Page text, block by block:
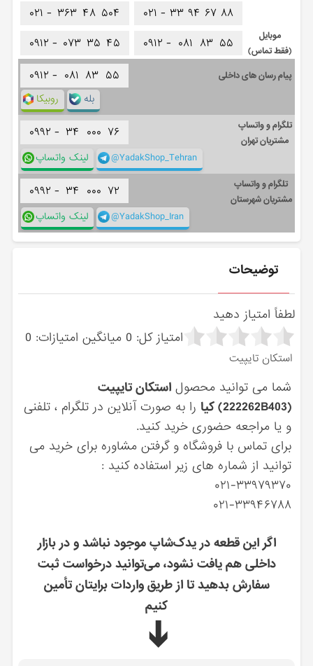
۰۲۱ - ۳۳ ۹۴ ۶۷ ۸۸
۰۲۱ - ۳۶۳ ۴۸ ۵۰۴
موبایل
(فقط تماس)
۰۹۱۲ - ۰۸۱ ۸۳ ۵۵ ۰۹۱۲ - ۰۷۳ ۳۵ ۴۵
پیام رسان های داخلی ۰۹۱۲ - ۰۸۱ ۸۳ ۵۵
روبیکا بله
تلگرام و واتساپ
مشتریان تهران
۰۹۹۲ - ۳۴ ۰۰۰ ۷۶
لینک واتساپ @YadakShop_Tehran
تلگرام و واتساپ
مشتریان شهرستان
۰۹۹۲ - ۳۴ ۰۰۰ ۷۲
لینک واتساپ @YadakShop_Iran
توضیحات
لطفاً امتیاز دهید
امتیاز کل: 0 میانگین امتیازات: 0
استكان تايپيت
شما می توانید محصولاستكان تايپيت
(222262B403) کیا
را به صورت آنلاین در تلگرام ، تلفنی
و یا مراجعه حضوری خرید کنید.
برای تماس با فروشگاه و گرفتن مشاوره برای خرید می
توانید از شماره های زیر استفاده کنید :
۰۲۱-۳۳۹۷۹۳۷۰
۰۲۱-۳۳۹۴۶۷۸۸
اگر این قطعه در یدک‌شاپ موجود نباشد و در بازار
داخلی هم یافت نشود، می‌توانید درخواست ثبت
سفارش بدهید تا از طریق واردات برایتان تأمین
کنیم
➔